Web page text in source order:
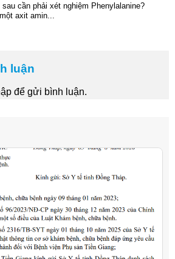
cần phải xét nghiệm Phenylalanine?
axit amin...
luận
để gửi bình luận.